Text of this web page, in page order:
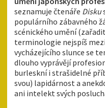
seznamuje čtenáře Disku
populárního zábavného
scénického umění
terminologie nejspíš
vycházejícího slunce se
dlouho vyprávějí
burleskní i strašidelné
svou) lapidárnost a
ani intelekt svých